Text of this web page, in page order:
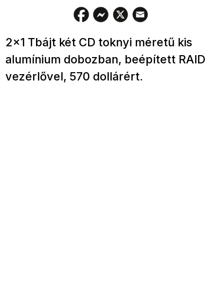
2×1 Tbájt két CD toknyi méretű kis
alumínium dobozban, beépített RAID
vezérlővel, 570 dollárért.